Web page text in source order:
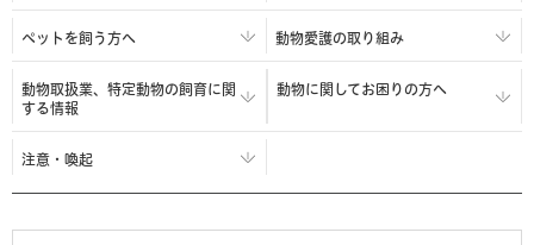
ペットを飼う方へ 動物愛護の取り組み
動物取扱業、特定動物の飼育に関
する情報
動物に関してお困りの方へ
注意・喚起